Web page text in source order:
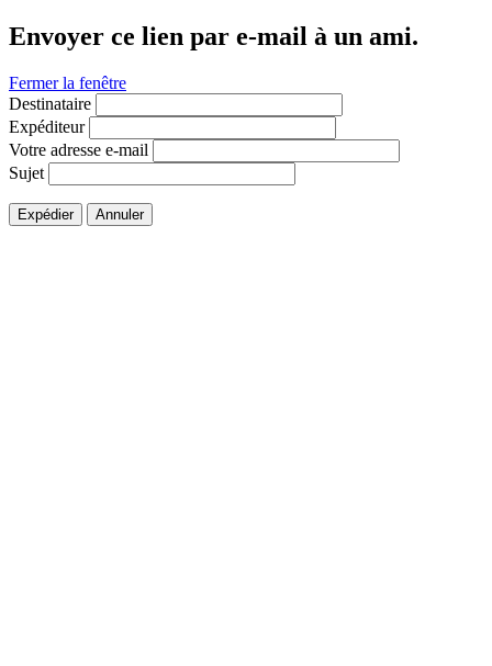
Envoyer ce lien par e-mail à un ami.
Fermer la fenêtre
Destinataire
Expéditeur
Votre adresse e-mail
Sujet
Expédier Annuler